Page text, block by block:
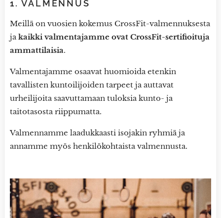
1. VALMENNUS
Meillä on vuosien kokemus CrossFit-valmennuksesta
ja kaikki valmentajamme ovat CrossFit-sertifioituja
ammattilaisia.
Valmentajamme osaavat huomioida etenkin
tavallisten kuntoilijoiden tarpeet ja auttavat
urheilijoita saavuttamaan tuloksia kunto- ja
taitotasosta riippumatta.
Valmennamme laadukkaasti isojakin ryhmiä ja
annamme myös henkilökohtaista valmennusta.